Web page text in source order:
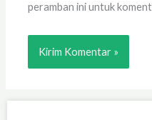
peramban ini untuk